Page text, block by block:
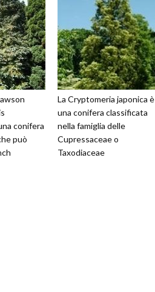
conifera
può
La Cryptomeria japonica è
una conifera classificata
nella famiglia delle
Cupressaceae o
Taxodiaceae